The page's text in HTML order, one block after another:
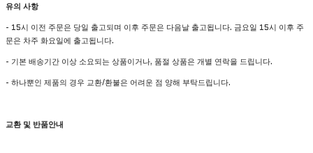
유의 사항
- 15시 이전 주문은 당일 출고되며 이후 주문은 다음날 출고됩니다. 금요일 15시 이후 주
문은 차주 화요일에 출고됩니다.
- 기본 배송기간 이상 소요되는 상품이거나, 품절 상품은 개별 연락을 드립니다.
- 하나뿐인 제품의 경우 교환/환불은 어려운 점 양해 부탁드립니다.
교환 및 반품안내